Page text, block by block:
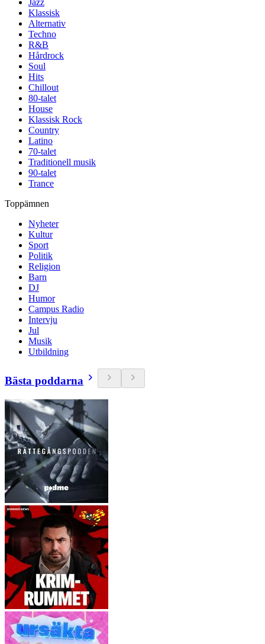
Jazz
Klassisk
Alternativ
Techno
R&B
Hårdrock
Soul
Hits
Chillout
80-talet
House
Klassisk Rock
Country
Latino
70-talet
Traditionell musik
90-talet
Trance
Toppämnen
Nyheter
Kultur
Sport
Politik
Religion
Barn
DJ
Humor
Campus Radio
Intervju
Jul
Musik
Utbildning
Bästa poddarna